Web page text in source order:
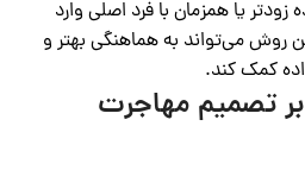
یا همزمان با فرد اصلی وارد
روش می‌تواند به هماهنگی بهتر و
کمک کند.
بر تصمیم مهاجرت